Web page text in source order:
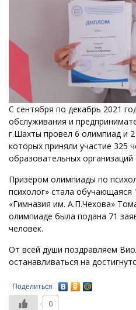
С сентября по декабрь 2021
обслуживания и
г.Шахты провел 6 олимпиад и 2
которых приняли участие 325
образовательных
Призёром олимпиады по
психолог» стала
«Гимназия им. А.П.Чехова»
олимпиаде была подана 71
человек.
От всей души поздравляем
останавливаться на
Поделиться
0